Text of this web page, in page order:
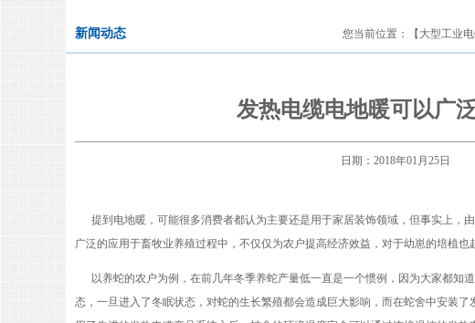
新闻动态 您当前位置： 【大型工业
发热电缆电地暖可以广
日期：2018年01月25日
提到电地暖，可能很多消费者都认为主要还是用于家居装饰领域，但事实上，
广泛的应用于畜牧业养殖过程中，不仅仅为农户提高经济效益，对于幼崽的培植也
以养蛇的农户为例，在前几年冬季养蛇产量低一直是一个惯例，因为大家都知
态，一旦进入了冬眠状态，对蛇的生长繁殖都会造成巨大影响，而在蛇舍中安装